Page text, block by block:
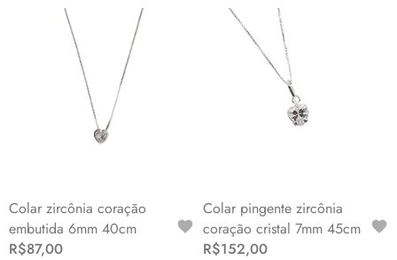
Colar zircônia coração
embutida 6mm 40cm
R$87,00
Colar pingente zircônia
coração cristal 7mm 45cm
R$152,00